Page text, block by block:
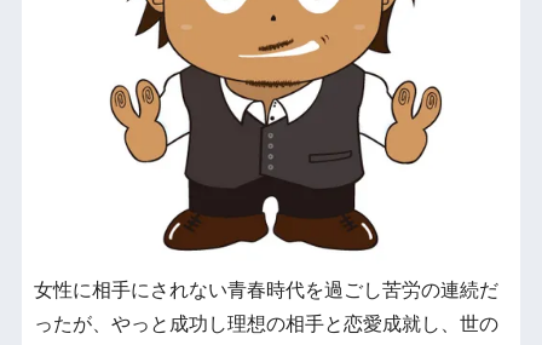
女性に相手にされない青春時代を過ごし苦労の連続だ
ったが、やっと成功し理想の相手と恋愛成就し、世の